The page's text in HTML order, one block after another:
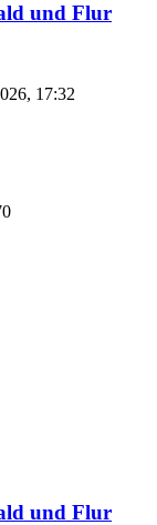
und Flur
17:32
und Flur